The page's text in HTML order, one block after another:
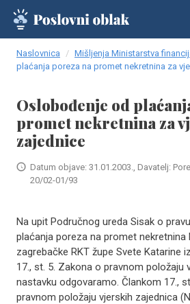
Naslovnica Mišljenja Ministarstva
plaćanja poreza na promet nekretnina za
Oslobođenje od
promet nekretnina za
zajednice
Datum objave: 31.01.2003., Davatelj:
20/02-01/93
Na upit Područnog ureda Sisak o
plaćanja poreza na promet nekretnina
zagrebačke RKT župe Svete Katarine
17., st. 5. Zakona o pravnom položaju
nastavku odgovaramo. Člankom 17.,
pravnom položaju vjerskih zajednica